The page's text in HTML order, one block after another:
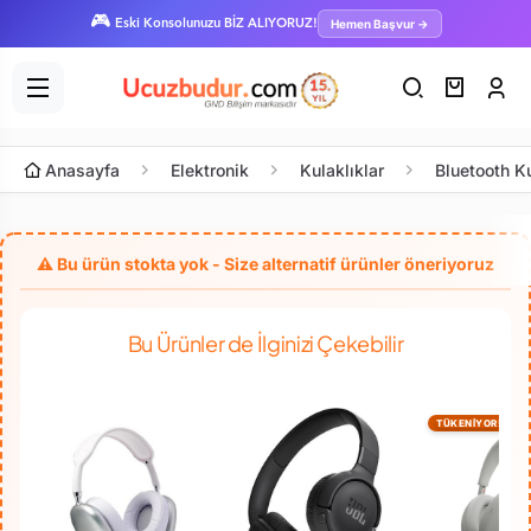
🎮 Eski Konsolunuzu BİZ ALIYORUZ! Hemen Başvur →
Anasayfa Elektronik Kulaklıklar Bluetooth
Bu Ürünler de İlginizi Çekebilir
TÜKENİYOR!